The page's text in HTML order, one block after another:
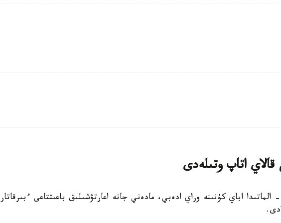
قالاي اتاپ وتىلەدى
الماتى. KAZINFORM - الماتىدا اباي كۇنىنە وراي ادەبي، مادەني جانە اعارتۋشىلىق باعىتتاعى ءبىرقاتار